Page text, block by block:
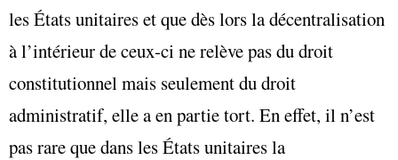
les États unitaires et que dès lors la décentralisation
à l’intérieur de ceux-ci ne relève pas du droit
constitutionnel mais seulement du droit
administratif, elle a en partie tort. En effet, il n’est
pas rare que dans les États unitaires la